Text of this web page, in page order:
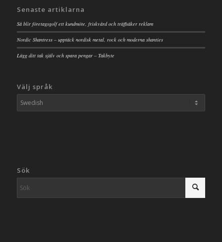
Senaste artiklarna
Så blir företagsgolf ett kundmöte, friskvård och träffsäker reklam
Nordic Shantress – upptäck nordisk metal, rock och moderna shanties
Lägg ditt tak själv och spara pengar – Takbyte
Välj språk
Sök